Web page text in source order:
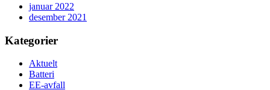
januar 2022
desember 2021
Kategorier
Aktuelt
Batteri
EE-avfall